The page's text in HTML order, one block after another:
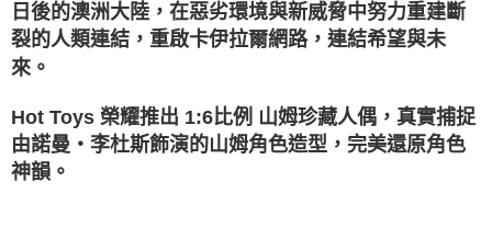
日後的澳洲大陸，在惡劣環境與新威脅中努力重建斷
裂的人類連結，重啟卡伊拉爾網路，連結希望與未
來。
Hot Toys 榮耀推出 1:6比例 山姆珍藏人偶，真實捕捉
由諾曼・李杜斯飾演的山姆角色造型，完美還原角色
神韻。